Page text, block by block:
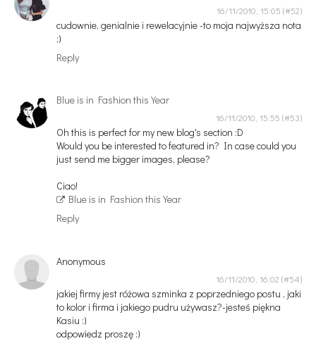
16/11/2010, 15:05
cudownie, genialnie i rewelacyjnie -to moja najwyższa nota
;)
Reply
Blue is in Fashion this Year
16/11/2010, 15:55
Oh this is perfect for my new blog's section :D
Would you be interested to featured in? In case could you
just send me bigger images, please?
Ciao!
Blue is in Fashion this Year
Reply
Anonymous
16/11/2010, 16:02
jakiej firmy jest różowa szminka z poprzedniego postu , jaki
to kolor i firma i jakiego pudru używasz?-jesteś piękna
Kasiu :)
odpowiedz proszę :)